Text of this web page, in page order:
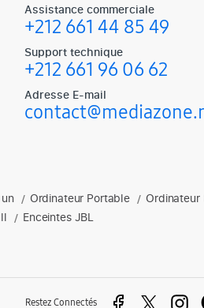
Assistance commerciale
+212 661 44 85 49
Support technique
+212 661 96 06 62
Adresse E-mail
enceintes et plus.
/ Ordinateur Portable / Ordinateur
/ Enceintes JBL
Restez Connectés